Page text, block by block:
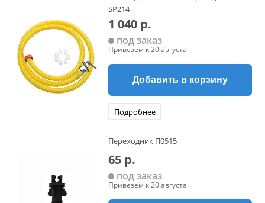
SP214
1 040 р.
под заказ
Привезем к 20 августа
Добавить в корзину
Подробнее
Переходник П0515
65 р.
под заказ
Привезем к 20 августа